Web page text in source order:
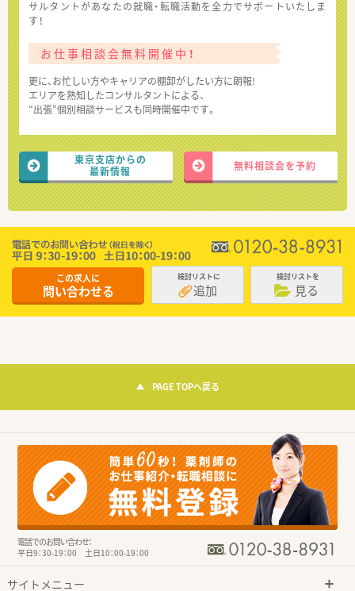
サルタントがあなたの就職・転職活動を全力でサポートいたしま
す！
お仕事相談会無料開催中！
更に、お忙しい方やキャリアの棚卸がしたい方に朗報!
エリアを熟知したコンサルタントによる、
“出張”個別相談サービスも同時開催中です。
東京支店からの
最新情報
無料相談会を予約
この求人に
問い合わせる
検討リストに
追加
検討リストを
見る
PAGE TOPへ戻る
電話でのお問い合わせ：
平日9：30-19：00 土日10：00-19：00
サイトメニュー